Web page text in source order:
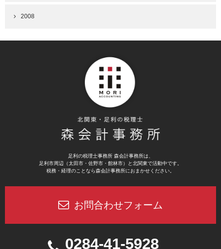
2008
足利の税理士事務所 森会計事務所は、
足利市周辺（太田市・佐野市・館林市）と北関東で活動中です。
税務・経理のことなら森会計事務所におまかせください。
お問合わせフォーム
0284-41-5928